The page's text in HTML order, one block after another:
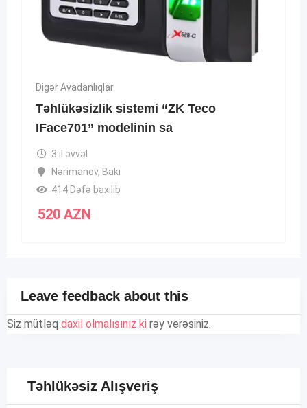
Digər Avadanlıqlar
Təhlükəsizlik sistemi “ZK Teco
IFace701” modelinin sa
3 il əvvəl
Nərimanov, Bakı
414 Dəfə baxılıb
520 AZN
Leave feedback about this
Siz mütləq daxil olmalısınız ki rəy verəsiniz.
Təhlükəsiz Alışveriş